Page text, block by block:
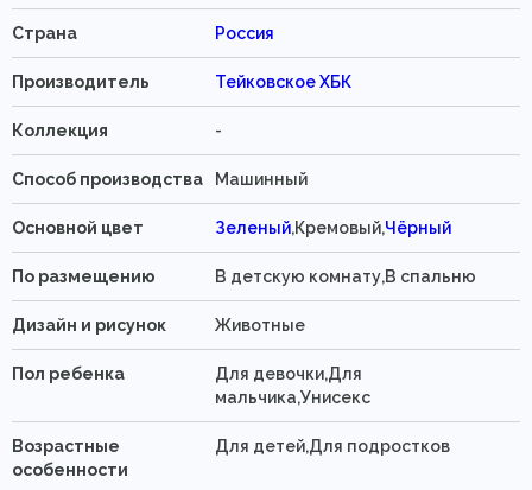
Страна Россия
Производитель Тейковское ХБК
Коллекция -
Способ производства Машинный
Основной цвет Зеленый,Кремовый,Чёрный
По размещению В детскую комнату,В спальню
Дизайн и рисунок Животные
Пол ребенка
Для девочки,Для
мальчика,Унисекс
Возрастные
особенности
Для детей,Для подростков